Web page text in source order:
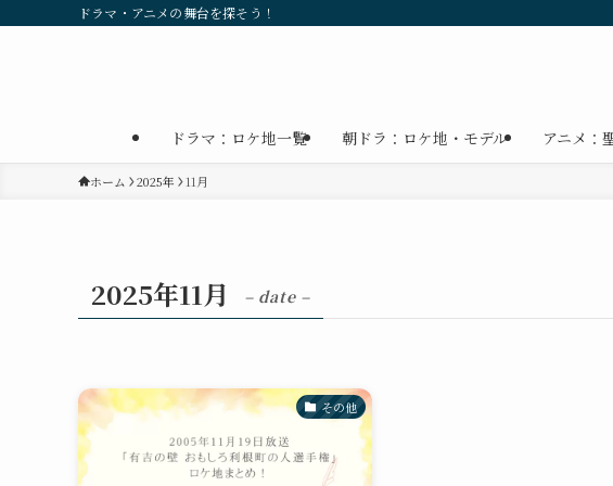
ドラマ・アニメの舞台を探そう！
ドラマ：ロケ地一覧 朝ドラ：ロケ地・モデル アニメ：
ホーム 2025年 11月
2025年11月 – date –
その他